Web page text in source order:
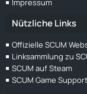
Impressum
Nützliche Links
Offizielle SCUM
Linksammlung zu
SCUM auf Steam
SCUM Game Support